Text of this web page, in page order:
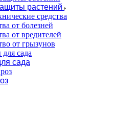
растений
средства
от болезней
от вредителей
от грызунов
сада